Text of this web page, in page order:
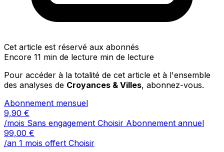
Cet article est réservé aux abonnés
Encore 11 min de lecture min de lecture
Pour accéder à la totalité de cet article et à l'ensemble
des analyses de Croyances & Villes, abonnez-vous.
Abonnement mensuel
9,90 €
/mois Sans engagement Choisir Abonnement annuel
99,00 €
/an 1 mois offert Choisir